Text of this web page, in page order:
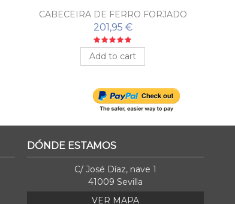
CABECEIRA DE FERRO FORJADO
ELIPSE
201,95 €
Add to cart
DÓNDE ESTAMOS
C/ José Díaz, nave 1
41009 Sevilla
VER MAPA